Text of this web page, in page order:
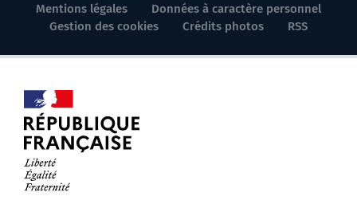
Mentions légales
Données à caractère personnel
Gestion des cookies
Crédits photos RSS